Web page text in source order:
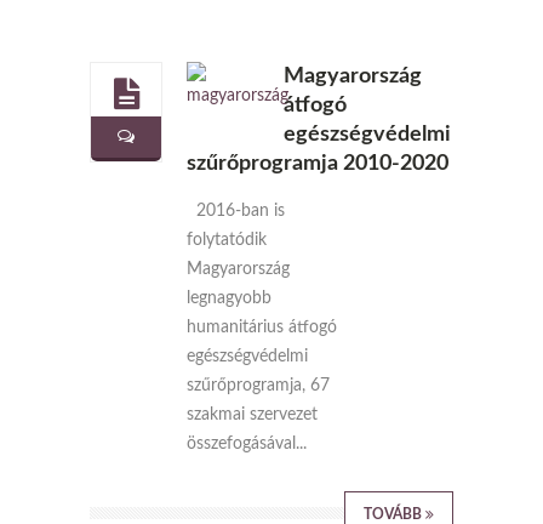
Magyarország
átfogó
egészségvédelmi
szűrőprogramja 2010-2020
2016-ban is
folytatódik
Magyarország
legnagyobb
humanitárius átfogó
egészségvédelmi
szűrőprogramja, 67
szakmai szervezet
összefogásával...
TOVÁBB